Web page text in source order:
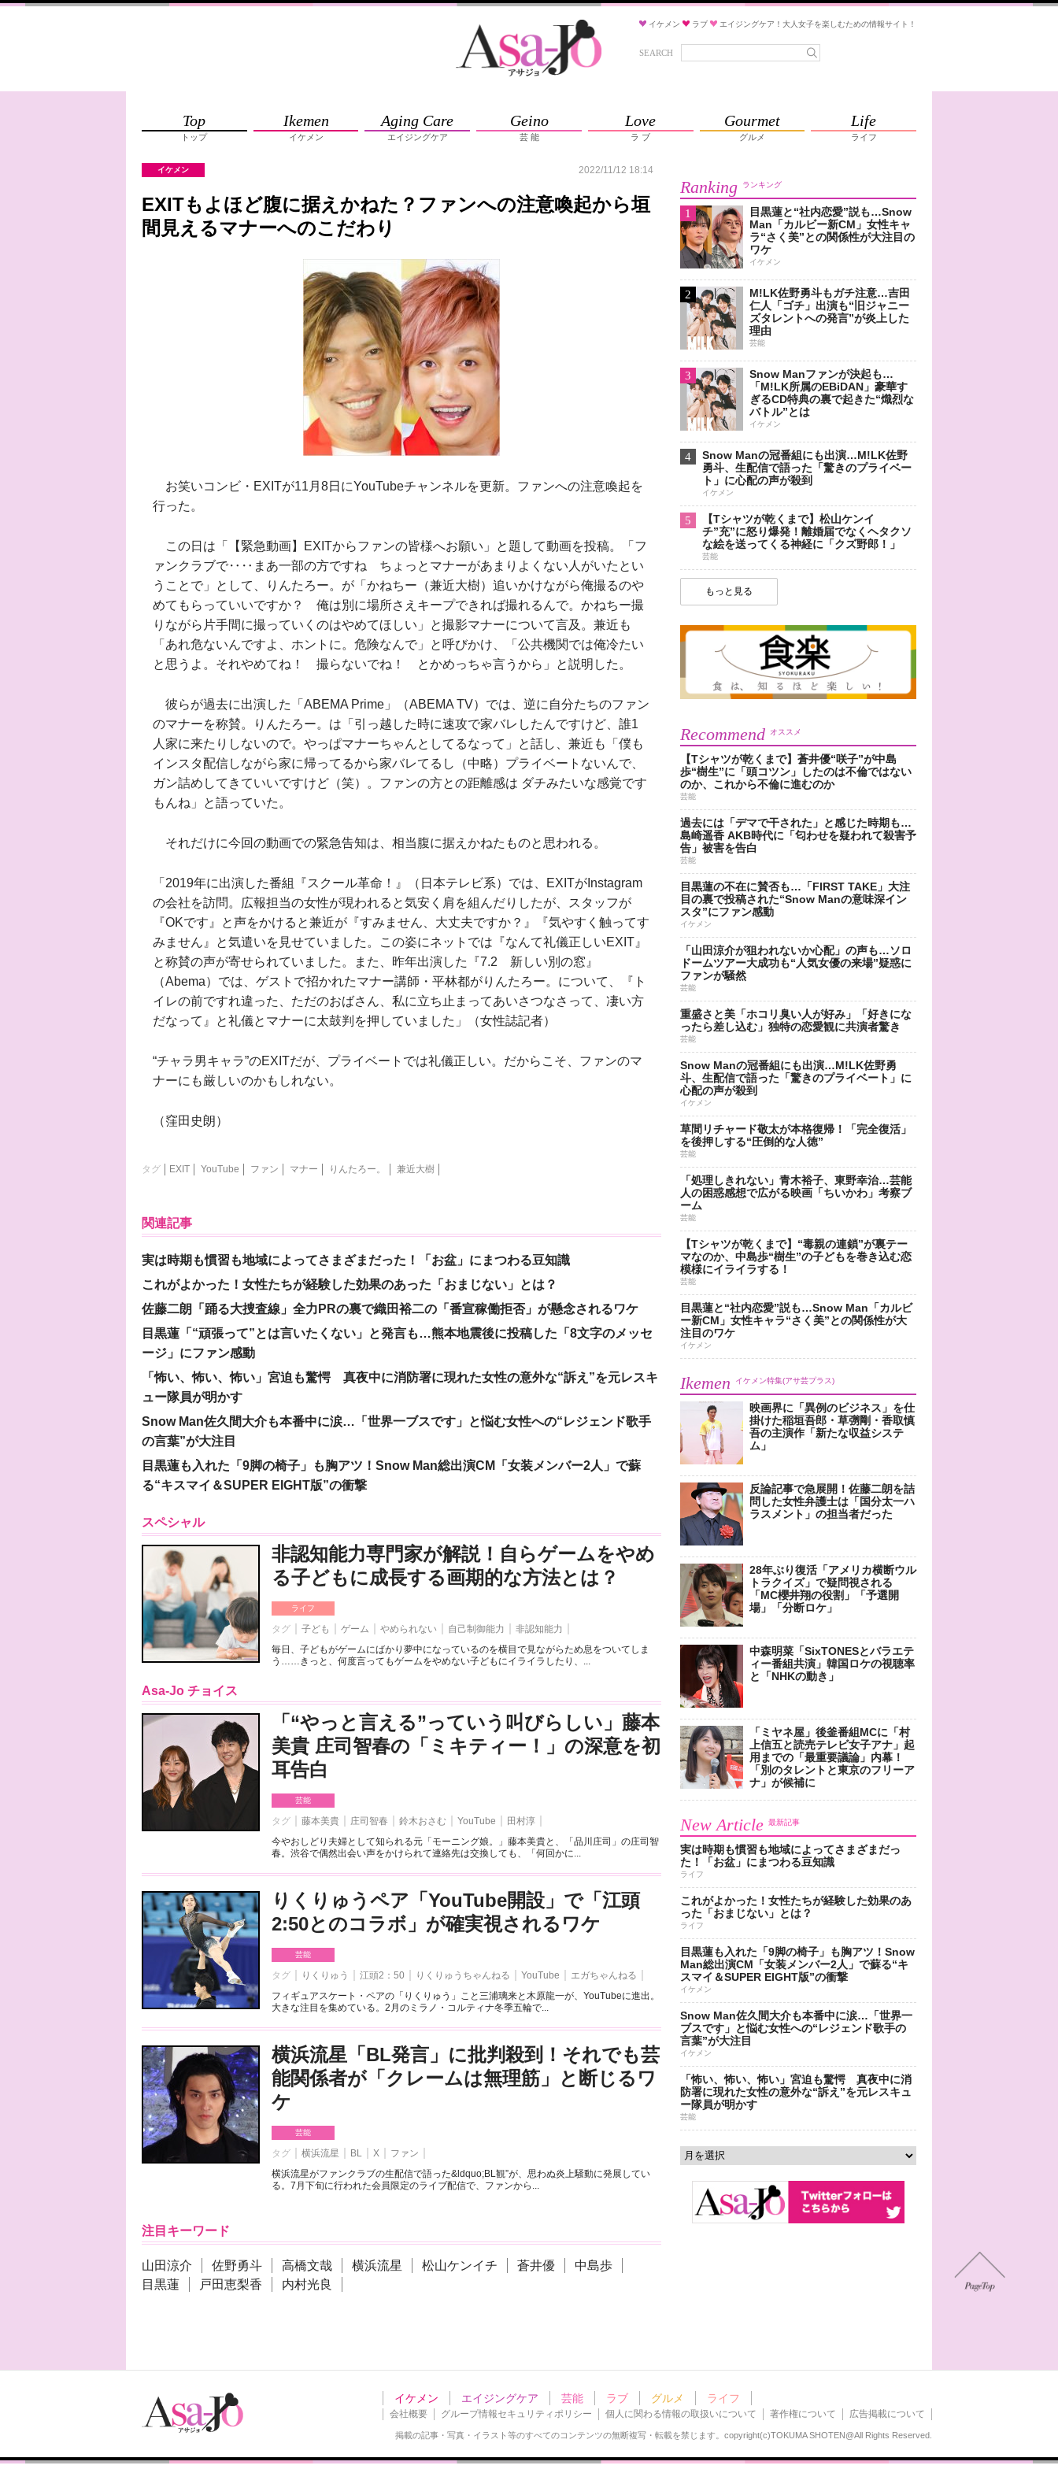
イケメン ラブ エイジングケア！大人女子を楽しむための情報サイト！
SEARCH
Top
トップ
Ikemen
イケメン
Aging Care
エイジングケア
Geino
芸 能
Love
ラ ブ
Gourmet
グルメ
Life
ライフ
イケメン 2022/11/12 18:14
EXITもよほど腹に据えかねた？ファンへの注意喚起から垣
間見えるマナーへのこだわり
お笑いコンビ・EXITが11月8日にYouTubeチャンネルを更新。ファンへの注意喚起を
行った。
この日は「【緊急動画】EXITからファンの皆様へお願い」と題して動画を投稿。「フ
ァンクラブで‥‥まあ一部の方ですね ちょっとマナーがあまりよくない人がいたとい
うことで」として、りんたろー。が「かねちー（兼近大樹）追いかけながら俺撮るのや
めてもらっていいですか？ 俺は別に場所さえキープできれば撮れるんで。かねちー撮
りながら片手間に撮っていくのはやめてほしい」と撮影マナーについて言及。兼近も
「あれ危ないんですよ、ホントに。危険なんで」と呼びかけ、「公共機関では俺冷たい
と思うよ。それやめてね！ 撮らないでね！ とかめっちゃ言うから」と説明した。
彼らが過去に出演した「ABEMA Prime」（ABEMA TV）では、逆に自分たちのファン
のマナーを称賛。りんたろー。は「引っ越した時に速攻で家バレしたんですけど、誰1
人家に来たりしないので。やっぱマナーちゃんとしてるなって」と話し、兼近も「僕も
インスタ配信しながら家に帰ってるから家バレてるし（中略）プライベートないんで、
ガン詰めしてきていいですけど（笑）。ファンの方との距離感は ダチみたいな感覚です
もんね」と語っていた。
それだけに今回の動画での緊急告知は、相当腹に据えかねたものと思われる。
「2019年に出演した番組『スクール革命！』（日本テレビ系）では、EXITがInstagram
の会社を訪問。広報担当の女性が現われると気安く肩を組んだりしたが、スタッフが
『OKです』と声をかけると兼近が『すみません、大丈夫ですか？』『気やすく触ってす
みません』と気遣いを見せていました。この姿にネットでは『なんて礼儀正しいEXIT』
と称賛の声が寄せられていました。また、昨年出演した『7.2 新しい別の窓』
（Abema）では、ゲストで招かれたマナー講師・平林都がりんたろー。について、『ト
イレの前ですれ違った、ただのおばさん、私に立ち止まってあいさつなさって、凄い方
だなって』と礼儀とマナーに太鼓判を押していました」（女性誌記者）
“チャラ男キャラ”のEXITだが、プライベートでは礼儀正しい。だからこそ、ファンのマ
ナーにも厳しいのかもしれない。
（窪田史朗）
タグ EXIT YouTube ファン マナー りんたろー。 兼近大樹
関連記事
実は時期も慣習も地域によってさまざまだった！「お盆」にまつわる豆知識
これがよかった！女性たちが経験した効果のあった「おまじない」とは？
佐藤二朗「踊る大捜査線」全力PRの裏で織田裕二の「番宣稼働拒否」が懸念されるワケ
目黒蓮「“頑張って”とは言いたくない」と発言も…熊本地震後に投稿した「8文字のメッセ
ージ」にファン感動
「怖い、怖い、怖い」宮迫も驚愕 真夜中に消防署に現れた女性の意外な“訴え”を元レスキ
ュー隊員が明かす
Snow Man佐久間大介も本番中に涙…「世界一ブスです」と悩む女性への“レジェンド歌手
の言葉”が大注目
目黒蓮も入れた「9脚の椅子」も胸アツ！Snow Man総出演CM「女装メンバー2人」で蘇
る“キスマイ＆SUPER EIGHT版”の衝撃
スペシャル
非認知能力専門家が解説！自らゲームをやめ
る子どもに成長する画期的な方法とは？
ライフ
タグ 子ども ゲーム やめられない 自己制御能力
非認知能力
毎日、子どもがゲームにばかり夢中になっているのを横目で見ながらため息をついてしま
う……きっと、何度言ってもゲームをやめない子どもにイライラしたり、...
Asa-Jo チョイス
「“やっと言える”っていう叫びらしい」藤本
美貴 庄司智春の「ミキティー！」の深意を初
耳告白
芸能
タグ 藤本美貴 庄司智春 鈴木おさむ YouTube
田村淳
今やおしどり夫婦として知られる元「モーニング娘。」藤本美貴と、「品川庄司」の庄司智
春。渋谷で偶然出会い声をかけられて連絡先は交換しても、「何回かに...
りくりゅうペア「YouTube開設」で「江頭
2:50とのコラボ」が確実視されるワケ
芸能
タグ りくりゅう 江頭2：50 りくりゅうちゃんねる YouTube
エガちゃんねる
フィギュアスケート・ペアの「りくりゅう」こと三浦璃来と木原龍一が、YouTubeに進出。
大きな注目を集めている。2月のミラノ・コルティナ冬季五輪で...
横浜流星「BL発言」に批判殺到！それでも芸
能関係者が「クレームは無理筋」と断じるワ
ケ
芸能
タグ 横浜流星 BL X
ファン
横浜流星がファンクラブの生配信で語った&ldquo;BL観”が、思わぬ炎上騒動に発展してい
る。7月下旬に行われた会員限定のライブ配信で、ファンから...
注目キーワード
山田涼介 佐野勇斗 高橋文哉 横浜流星 松山ケンイチ 蒼井優
中島歩
目黒蓮
戸田恵梨香 内村光良
Ranking ランキング
1
目黒蓮と“社内恋愛”説も…Snow
Man「カルビー新CM」女性キャ
ラ“さく美”との関係性が大注目の
ワケ
イケメン
2
M!LK佐野勇斗もガチ注意…吉田
仁人「ゴチ」出演も“旧ジャニー
ズタレントへの発言”が炎上した
理由
芸能
3
Snow Manファンが決起も…
「M!LK所属のEBiDAN」豪華す
ぎるCD特典の裏で起きた“熾烈な
バトル”とは
イケメン
4
Snow Manの冠番組にも出演…M!LK佐野
勇斗、生配信で語った「驚きのプライベー
ト」に心配の声が殺到
イケメン
5
【Tシャツが乾くまで】松山ケンイ
チ”充”に怒り爆発！離婚届でなくヘタクソ
な絵を送ってくる神経に「クズ野郎！」
芸能
もっと見る
Recommend オススメ
【Tシャツが乾くまで】蒼井優“咲子”が中島
歩“樹生”に「頭コツン」したのは不倫ではない
のか、これから不倫に進むのか
芸能
過去には「デマで干された」と感じた時期も…
島崎遥香 AKB時代に「匂わせを疑われて殺害予
告」被害を告白
芸能
目黒蓮の不在に賛否も…「FIRST TAKE」大注
目の裏で投稿された“Snow Manの意味深イン
スタ”にファン感動
イケメン
「山田涼介が狙われないか心配」の声も…ソロ
ドームツアー大成功も“人気女優の来場”疑惑に
ファンが騒然
芸能
重盛さと美「ホコリ臭い人が好み」「好きにな
ったら差し込む」独特の恋愛観に共演者驚き
芸能
Snow Manの冠番組にも出演…M!LK佐野勇
斗、生配信で語った「驚きのプライベート」に
心配の声が殺到
イケメン
草間リチャード敬太が本格復帰！「完全復活」
を後押しする“圧倒的な人徳”
芸能
「処理しきれない」青木裕子、東野幸治…芸能
人の困惑感想で広がる映画「ちいかわ」考察ブ
ーム
芸能
【Tシャツが乾くまで】“毒親の連鎖”が裏テー
マなのか、中島歩“樹生”の子どもを巻き込む恋
模様にイライラする！
芸能
目黒蓮と“社内恋愛”説も…Snow Man「カルビ
ー新CM」女性キャラ“さく美”との関係性が大
注目のワケ
イケメン
Ikemen イケメン特集(アサ芸プラス)
映画界に「異例のビジネス」を仕
掛けた稲垣吾郎・草彅剛・香取慎
吾の主演作「新たな収益システ
ム」
反論記事で急展開！佐藤二朗を詰
問した女性弁護士は「国分太一ハ
ラスメント」の担当者だった
28年ぶり復活「アメリカ横断ウル
トラクイズ」で疑問視される
「MC櫻井翔の役割」「予選開
場」「分断ロケ」
中森明菜「SixTONESとバラエテ
ィー番組共演」韓国ロケの視聴率
と「NHKの動き」
「ミヤネ屋」後釜番組MCに「村
上信五と読売テレビ女子アナ」起
用までの「最重要議論」内幕！
「別のタレントと東京のフリーア
ナ」が候補に
New Article 最新記事
実は時期も慣習も地域によってさまざまだっ
た！「お盆」にまつわる豆知識
ライフ
これがよかった！女性たちが経験した効果のあ
った「おまじない」とは？
ライフ
目黒蓮も入れた「9脚の椅子」も胸アツ！Snow
Man総出演CM「女装メンバー2人」で蘇る“キ
スマイ＆SUPER EIGHT版”の衝撃
イケメン
Snow Man佐久間大介も本番中に涙…「世界一
ブスです」と悩む女性への“レジェンド歌手の
言葉”が大注目
イケメン
「怖い、怖い、怖い」宮迫も驚愕 真夜中に消
防署に現れた女性の意外な“訴え”を元レスキュ
ー隊員が明かす
芸能
イケメン エイジングケア 芸能 ラブ グルメ ライフ
会社概要 グループ情報セキュリティポリシー 個人に関わる情報の取扱いについて 著作権について 広告掲載について
掲載の記事・写真・イラスト等のすべてのコンテンツの無断複写・転載を禁じます。 copyright(c)TOKUMA SHOTEN@All Rights Reserved.